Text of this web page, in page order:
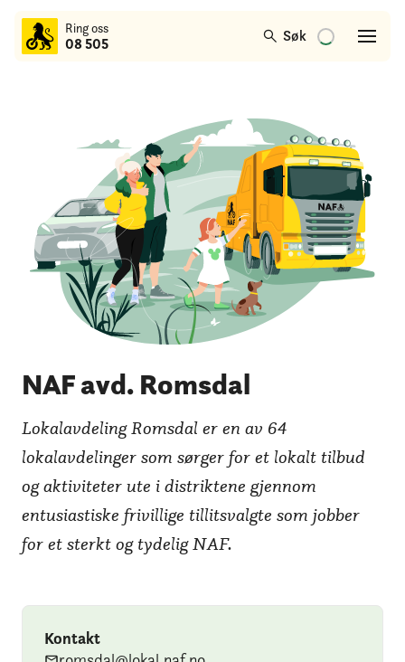
Ring oss
08 505 Søk
hovedinnhold
NAF avd. Romsdal
Lokalavdeling Romsdal er en av 64
lokalavdelinger som sørger for et lokalt tilbud
og aktiviteter ute i distriktene gjennom
entusiastiske frivillige tillitsvalgte som jobber
for et sterkt og tydelig NAF.
Kontakt